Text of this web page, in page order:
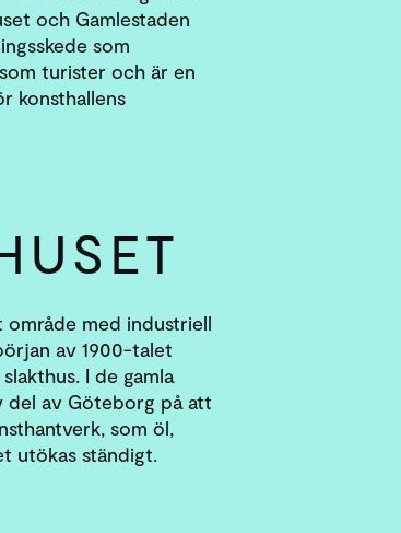
och Gamlestaden
som
turister och är en
konsthallens
område med industriell
av 1900-talet
I de gamla
del av Göteborg på att
som öl,
utökas ständigt.